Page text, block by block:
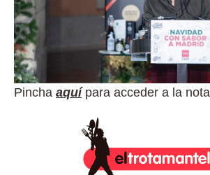
Pincha aquípara acceder a la nota